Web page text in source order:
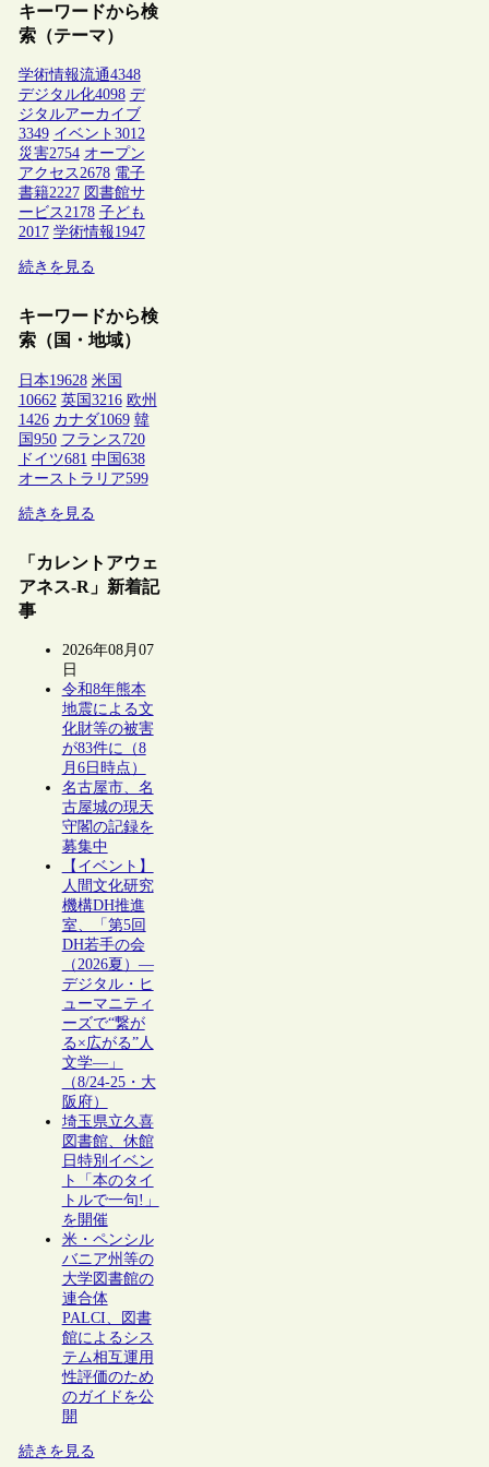
キーワードから検
索（テーマ）
学術情報流通4348
デジタル化4098 デ
ジタルアーカイブ
3349 イベント 3012
災害2754 オープン
アクセス2678 電子
書籍2227 図書館サ
ービス2178 子ども
2017 学術情報1947
続きを見る
キーワードから検
索（国・地域）
日本19628 米国
10662 英国 3216 欧州
1426 カナダ1069 韓
国 950 フランス 720
ドイツ681 中国 638
オーストラリア599
続きを見る
「カレントアウェ
アネス-R」新着記
事
2026年08月07
日
令和8年熊本
地震による文
化財等の被害
が83件に（8
月6日時点）
名古屋市、名
古屋城の現天
守閣の記録を
募集中
【イベント】
人間文化研究
機構DH推進
室、「第5回
DH若手の会
（2026夏）―
デジタル・ヒ
ューマニティ
ーズで“繋が
る×広がる”人
文学―」
（8/24-25・大
阪府）
埼玉県立久喜
図書館、休館
日特別イベン
ト「本のタイ
トルで一句!」
を開催
米・ペンシル
バニア州等の
大学図書館の
連合体
PALCI、図書
館によるシス
テム相互運用
性評価のため
のガイドを公
開
続きを見る